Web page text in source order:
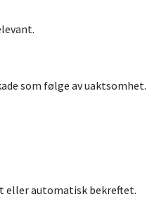
som følge av uaktsomhet.
eller automatisk bekreftet.